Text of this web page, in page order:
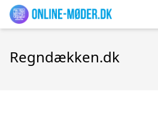
Regndækken.dk